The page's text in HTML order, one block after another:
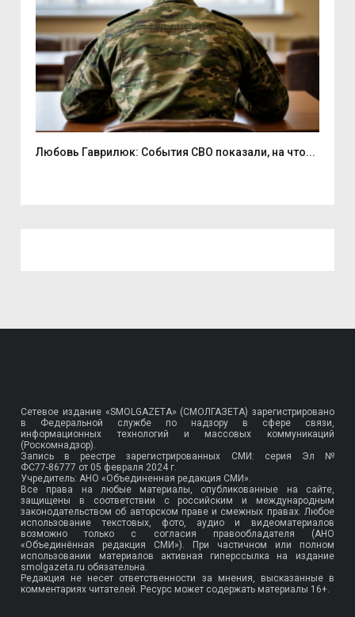
Любовь Гаврилюк: События СВО показали, на что...
Сетевое издание «SMOLGAZETA» (СМОЛГАЗЕТА) зарегистрировано
в Федеральной службе по надзору в сфере связи,
информационных технологий и массовых коммуникаций
(Роскомнадзор).
Запись в реестре зарегистрированных СМИ: серия Эл №
ФС77-86777 от 05 февраля 2024 г.
Учредитель: АНО «Объединенная редакция СМИ».
Все права на любые материалы, опубликованные на сайте,
защищены в соответствии с российским и международным
законодательством об авторском праве и смежных правах. Любое
использование текстовых, фото, аудио и видеоматериалов
возможно только с согласия правообладателя (АНО
«Объединённая редакция СМИ»). При частичном или полном
использовании материалов активная гиперссылка на издание
smolgazeta.ru обязательна.
Редакция не несет ответственности за мнения, высказанные в
комментариях читателей. Ресурс может содержать материалы 16+.